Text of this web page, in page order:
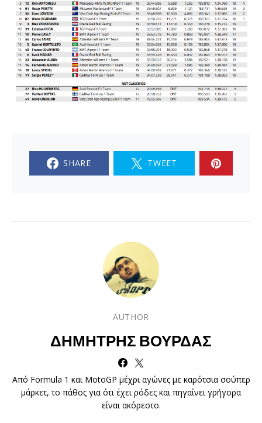
SHARE TWEET
AUTHOR
ΔΗΜΉΤΡΗΣ ΒΟΎΡΔΑΣ
Από Formula 1 και MotoGP μέχρι αγώνες με καρότσια σούπερ
μάρκετ, το πάθος για ότι έχει ρόδες και πηγαίνει γρήγορα
είναι ακόρεστο.